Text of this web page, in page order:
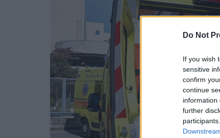
Do Not
If you wish
sensitive
confirm
continue
information
further